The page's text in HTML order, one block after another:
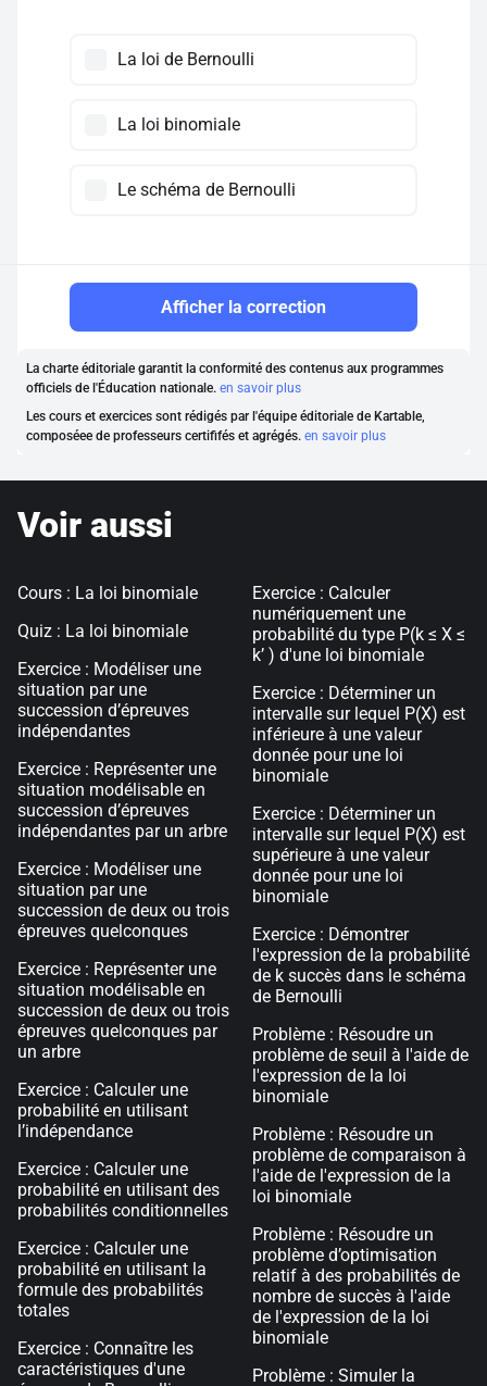
La loi de Bernoulli
La loi binomiale
Le schéma de Bernoulli
Afficher la correction
La charte éditoriale garantit la conformité des contenus aux programmes
officiels de l'Éducation nationale. en savoir plus
Les cours et exercices sont rédigés par l'équipe éditoriale de Kartable,
composéee de professeurs certififés et agrégés. en savoir plus
Voir aussi
Cours : La loi binomiale
Quiz : La loi binomiale
Exercice : Modéliser une
situation par une
succession d’épreuves
indépendantes
Exercice : Représenter une
situation modélisable en
succession d’épreuves
indépendantes par un arbre
Exercice : Modéliser une
situation par une
succession de deux ou trois
épreuves quelconques
Exercice : Représenter une
situation modélisable en
succession de deux ou trois
épreuves quelconques par
un arbre
Exercice : Calculer une
probabilité en utilisant
l’indépendance
Exercice : Calculer une
probabilité en utilisant des
probabilités conditionnelles
Exercice : Calculer une
probabilité en utilisant la
formule des probabilités
totales
Exercice : Connaître les
caractéristiques d'une
Exercice : Calculer
numériquement une
probabilité du type P(k ≤ X ≤
k’ ) d'une loi binomiale
Exercice : Déterminer un
intervalle sur lequel P(X) est
inférieure à une valeur
donnée pour une loi
binomiale
Exercice : Déterminer un
intervalle sur lequel P(X) est
supérieure à une valeur
donnée pour une loi
binomiale
Exercice : Démontrer
l'expression de la probabilité
de k succès dans le schéma
de Bernoulli
Problème : Résoudre un
problème de seuil à l'aide de
l'expression de la loi
binomiale
Problème : Résoudre un
problème de comparaison à
l'aide de l'expression de la
loi binomiale
Problème : Résoudre un
problème d’optimisation
relatif à des probabilités de
nombre de succès à l'aide
de l'expression de la loi
binomiale
Problème : Simuler la